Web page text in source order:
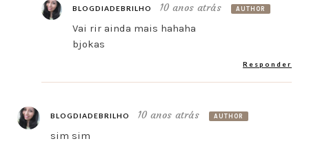
BLOGDIADEBRILHO 10 anos atrás AUTHOR
Vai rir ainda mais hahaha
bjokas
Responder
BLOGDIADEBRILHO 10 anos atrás AUTHOR
sim sim